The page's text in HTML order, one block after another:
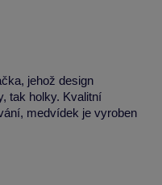
jehož design
tak holky. Kvalitní
medvídek je vyroben